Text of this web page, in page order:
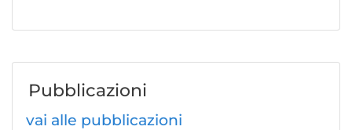
Pubblicazioni
vai alle pubblicazioni